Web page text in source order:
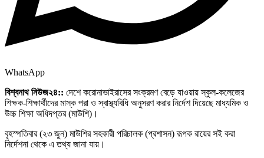
WhatsApp
বিশ্বনাথ নিউজ২৪:: দেশে করোনাভাইরাসের সংক্রমণ বেড়ে যাওয়ায় স্কুল-কলেজের
শিক্ষক-শিক্ষার্থীদের মাস্ক পরা ও স্বাস্থ্যবিধি অনুসরণ করার নির্দেশ দিয়েছে মাধ্যমিক ও
উচ্চ শিক্ষা অধিদপ্তর (মাউশি)।
বৃহস্পতিবার (২৩ জুন) মাউশির সহকারী পরিচালক (প্রশাসন) রূপক রায়ের সই করা
নির্দেশনা থেকে এ তথ্য জানা যায়।